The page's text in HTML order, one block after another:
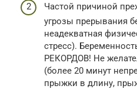
Частой причиной
угрозы прерывания
неадекватная
стресс).
РЕКОРДОВ! Не
(более 20 минут
прыжки в длину,